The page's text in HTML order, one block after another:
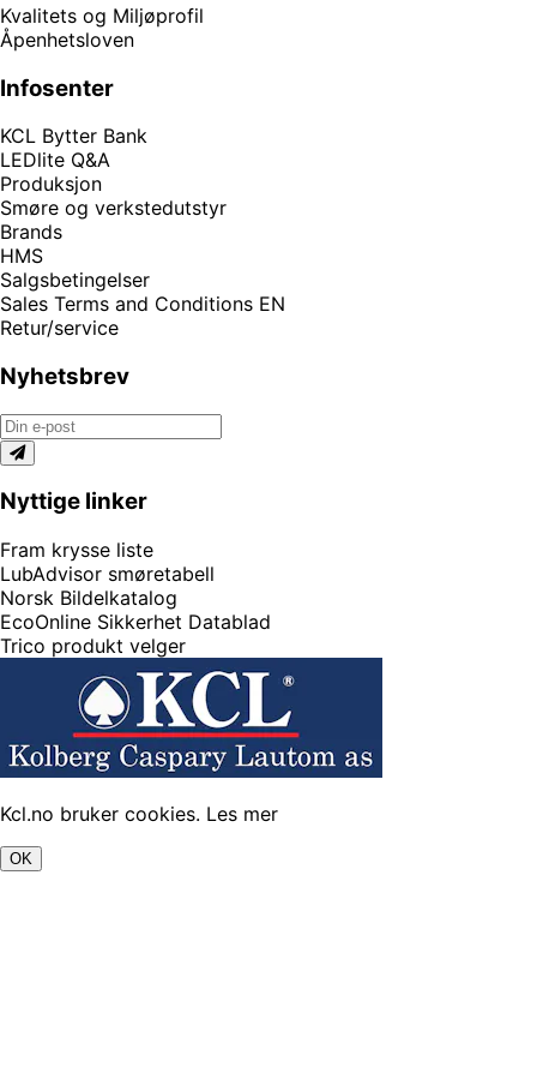
Kvalitets og Miljøprofil
Åpenhetsloven
Infosenter
KCL Bytter Bank
LEDlite Q&A
Produksjon
Smøre og verkstedutstyr
Brands
HMS
Salgsbetingelser
Sales Terms and Conditions EN
Retur/service
Nyhetsbrev
Nyttige linker
Fram krysse liste
LubAdvisor smøretabell
Norsk Bildelkatalog
EcoOnline Sikkerhet Datablad
Trico produkt velger
Kcl.no bruker cookies. Les mer
OK